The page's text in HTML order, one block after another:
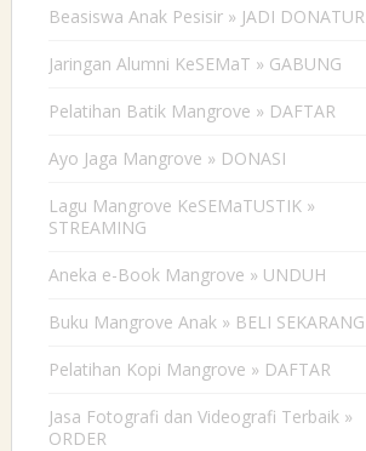
Beasiswa Anak Pesisir » JADI DONATUR
Jaringan Alumni KeSEMaT » GABUNG
Pelatihan Batik Mangrove » DAFTAR
Ayo Jaga Mangrove » DONASI
Lagu Mangrove KeSEMaTUSTIK »
STREAMING
Aneka e-Book Mangrove » UNDUH
Buku Mangrove Anak » BELI SEKARANG
Pelatihan Kopi Mangrove » DAFTAR
Jasa Fotografi dan Videografi Terbaik »
ORDER